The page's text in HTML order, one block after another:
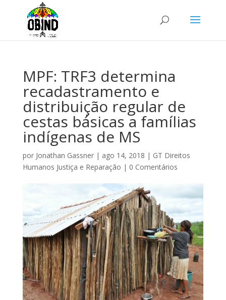
MPF: TRF3 determina
recadastramento e
distribuição regular de
cestas básicas a famílias
indígenas de MS
por Jonathan Gassner| ago 14, 2018 | GT Direitos
Humanos Justiça e Reparação | 0 Comentários